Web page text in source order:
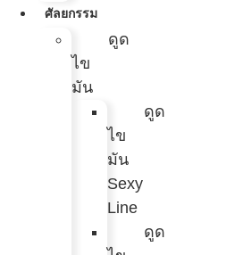
ศัลยกรรม
ดูด
ไข
มัน
ดูด
ไข
มัน
Sexy
Line
ดูด